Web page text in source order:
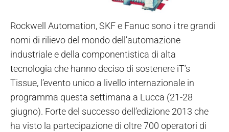
Rockwell Automation, SKF e Fanuc sono i tre grandi
nomi di rilievo del mondo dell’automazione
industriale e della componentistica di alta
tecnologia che hanno deciso di sostenere iT’s
Tissue, l’evento unico a livello internazionale in
programma questa settimana a Lucca (21-28
giugno). Forte del successo dell’edizione 2013 che
ha visto la partecipazione di oltre 700 operatori di